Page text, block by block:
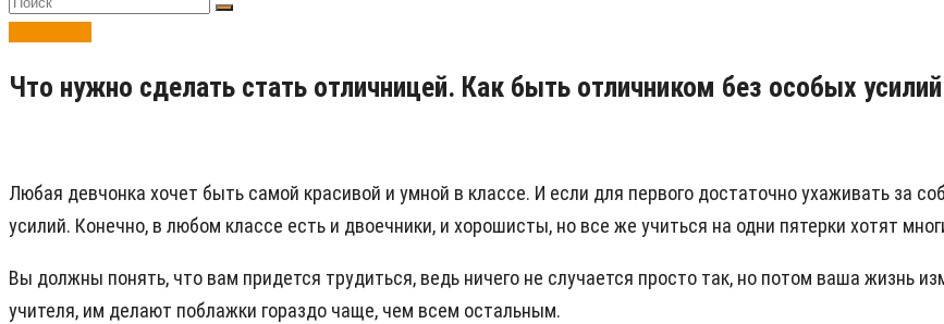
Что нужно сделать стать отличницей. Как быть отличником без особых
Любая девчонка хочет быть самой красивой и умной в классе. И если для первого достаточно ухаживать за
усилий. Конечно, в любом классе есть и двоечники, и хорошисты, но все же учиться на одни пятерки хотят
Вы должны понять, что вам придется трудиться, ведь ничего не случается просто так, но потом ваша жизнь
учителя, им делают поблажки гораздо чаще, чем всем остальным.